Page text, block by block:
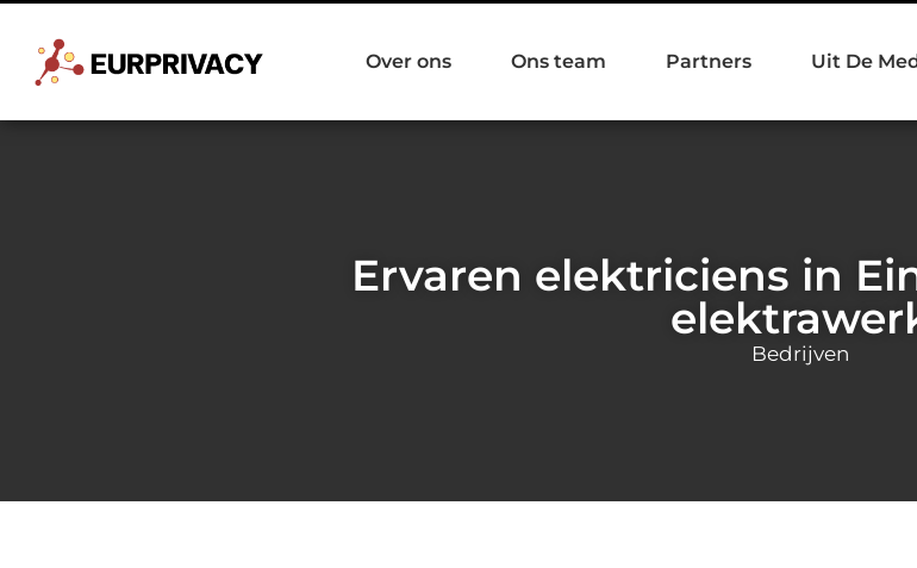
Over ons Ons team Partners Uit De
Ervaren elektriciens in
Bedrijven